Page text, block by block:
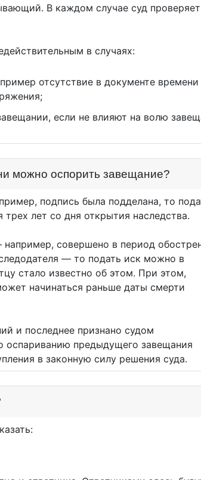
В каждом случае суд проверяет
в случаях:
отсутствие в документе времени
если не влияют на волю
можно оспорить завещание?
подпись была подделана, то
лет со дня открытия наследства.
совершено в период
— то подать иск можно в
стало известно об этом. При этом,
начинаться раньше даты смерти
и последнее признано судом
оспариванию предыдущего завещания
в законную силу решения суда.